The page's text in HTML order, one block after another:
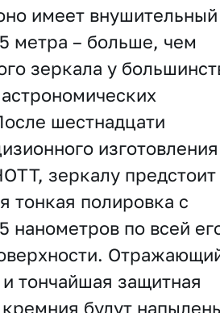
имеет внушительный
метра – больше, чем
зеркала у
шестнадцати
изготовления
зеркалу предстоит
тонкая полировка с
нанометров по всей
тончайшая защитная
будут